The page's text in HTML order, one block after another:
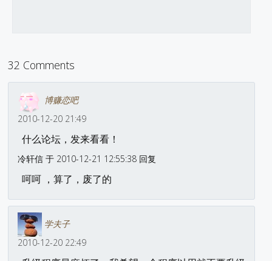
32 Comments
博赚恋吧
2010-12-20 21:49
什么论坛，发来看看！
冷轩信 于 2010-12-21 12:55:38 回复
呵呵 ，算了，废了的
学夫子
2010-12-20 22:49